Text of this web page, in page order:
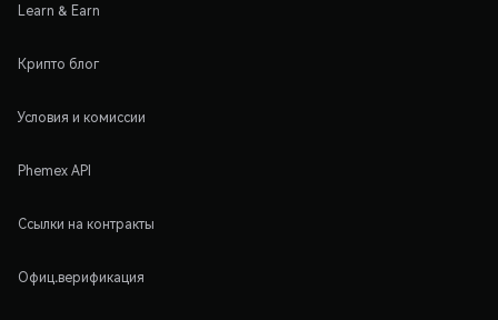
Learn & Earn
Крипто блог
Условия и комиссии
Phemex API
Ссылки на контракты
Офиц.верификация